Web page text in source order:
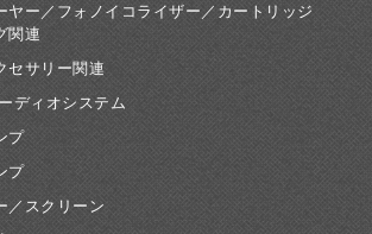
ヤー／フォノイコライザー／カートリッジ
関連
セサリー関連
ディオシステム
プ
プ
／スクリーン